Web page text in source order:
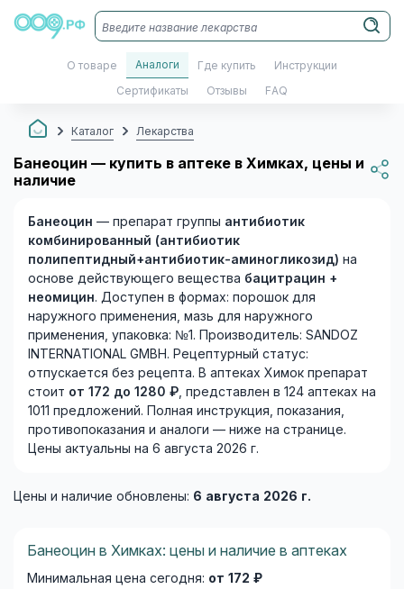
О товаре Аналоги Где купить Инструкции
Сертификаты Отзывы FAQ
Каталог Лекарства
Банеоцин — купить в аптеке в Химках, цены и
наличие
Банеоцин — препарат группы антибиотик
комбинированный (антибиотик
полипептидный+антибиотик-аминогликозид) на
основе действующего вещества бацитрацин +
неомицин. Доступен в формах: порошок для
наружного применения, мазь для наружного
применения, упаковка: №1. Производитель: SANDOZ
INTERNATIONAL GMBH. Рецептурный статус:
отпускается без рецепта. В аптеках Химок препарат
стоит от 172 до 1280 ₽, представлен в 124 аптеках на
1011 предложений. Полная инструкция, показания,
противопоказания и аналоги — ниже на странице.
Цены актуальны на 6 августа 2026 г.
Цены и наличие обновлены: 6 августа 2026 г.
Банеоцин в Химках: цены и наличие в аптеках
Минимальная цена сегодня: от 172 ₽